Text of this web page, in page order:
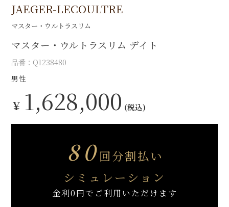
JAEGER-LECOULTRE
マスター・ウルトラスリム
マスター・ウルトラスリム デイト
品番：Q1238480
男性
￥ 1,628,000 (税込)
80回分割払い
シミュレーション
金利0円でご利用いただけます